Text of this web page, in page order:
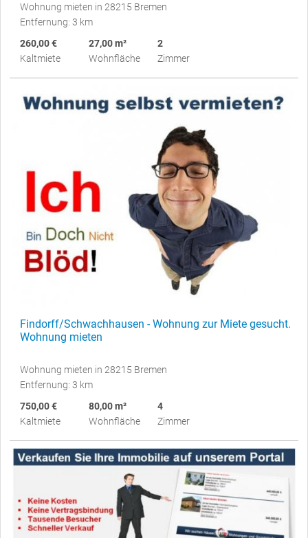
Wohnung mieten in 28215 Bremen
Entfernung: 3 km
260,00 €
Kaltmiete
27,00 m²
Wohnfläche
2
Zimmer
Findorff/Schwachhausen - Wohnung zur Miete gesucht.
Wohnung mieten
Wohnung mieten in 28215 Bremen
Entfernung: 3 km
750,00 €
Kaltmiete
80,00 m²
Wohnfläche
4
Zimmer